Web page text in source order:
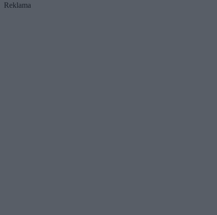
Reklama